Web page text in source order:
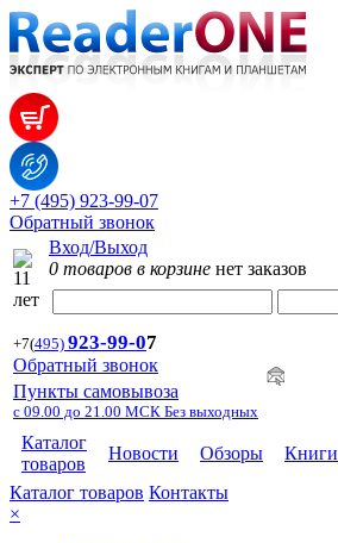
+7 (495) 923-99-07
Обратный звонок
Вход/Выход
0 товаров в корзине нет заказов
+7(495) 923-99-07
Обратный звонок
Пункты самовывоза
с 09.00 до 21.00 МСК Без выходных
Каталог
товаров
Новости Обзоры Книги
Каталог товаров Контакты
×